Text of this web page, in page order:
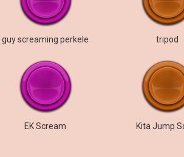
guy screaming perkele tripod
EK Scream Kita Jump